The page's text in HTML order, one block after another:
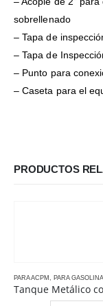
sobrellenado
– Tapa de
– Tapa de
– Punto para
– Caseta para el
PRODUCTOS
PARA ACPM , PARA GASOLINA